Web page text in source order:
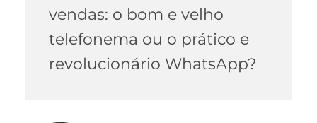
vendas: o bom e velho
telefonema ou o prático e
revolucionário WhatsApp?